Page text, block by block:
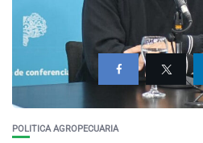
POLITICA AGROPECUARIA